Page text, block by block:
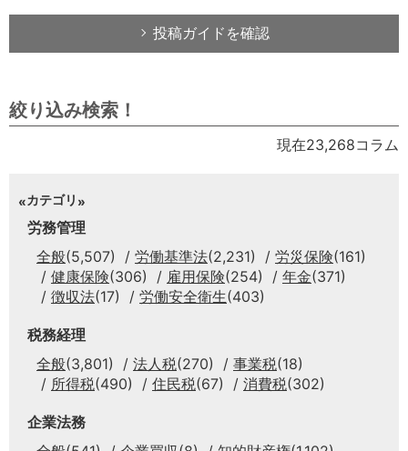
投稿ガイドを確認
絞り込み検索！
現在23,268コラム
カテゴリ
労務管理
全般(5,507) 労働基準法(2,231) 労災保険(161)
健康保険(306) 雇用保険(254) 年金(371)
徴収法(17) 労働安全衛生(403)
税務経理
全般(3,801) 法人税(270) 事業税(18)
所得税(490) 住民税(67) 消費税(302)
企業法務